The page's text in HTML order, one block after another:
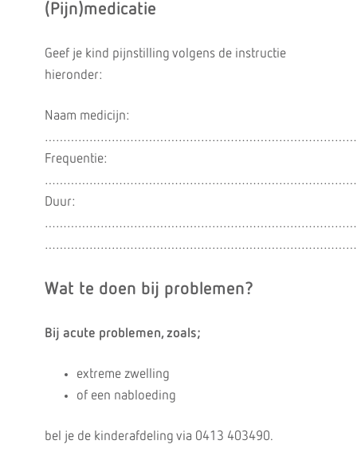
(Pijn)medicatie
Geef je kind pijnstilling volgens de instructie
hieronder:
Naam medicijn:
Frequentie:
Duur:
Wat te doen bij problemen?
Bij acute problemen, zoals;
extreme zwelling
of een nabloeding
bel je de kinderafdeling via 0413 403490.